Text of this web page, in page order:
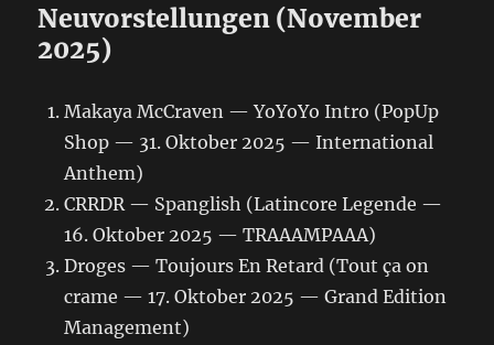
Neuvorstellungen (November
2025)
Makaya McCraven — YoYoYo Intro (PopUp
Shop — 31. Oktober 2025 — International
Anthem)
CRRDR — Spanglish (Latincore Legende —
16. Oktober 2025 — TRAAAMPAAA)
Droges — Toujours En Retard (Tout ça on
crame — 17. Oktober 2025 — Grand Edition
Management)